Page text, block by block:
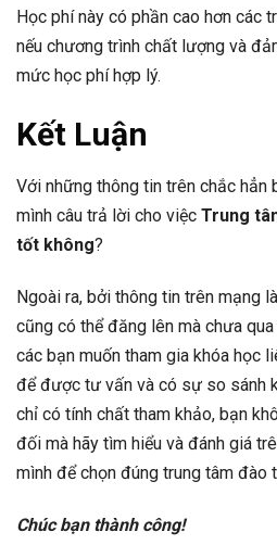
Học phí này có phần cao hơn các
nếu chương trình chất lượng và
mức học phí hợp lý.
Kết Luận
Với những thông tin trên chắc hẳn
mình câu trả lời cho việc Trung
tốt không?
Ngoài ra, bởi thông tin trên mạng
cũng có thể đăng lên mà chưa
các bạn muốn tham gia khóa học
để được tư vấn và có sự so sánh
chỉ có tính chất tham khảo, bạn
đối mà hãy tìm hiểu và đánh giá
mình để chọn đúng trung tâm đào
Chúc bạn thành công!